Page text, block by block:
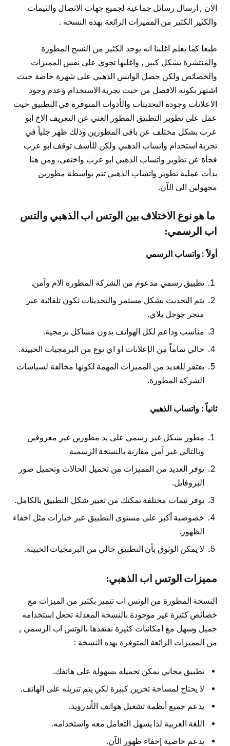
الان , ارسال رسائل جماعية لجميع جهات الاتصال والثيمات
والكثير الكثير من المميزات الرائعة بهذه النسخة .
طبعا كما يعلم اغلبنا انه يوجد الكثير من النسخ المطورة
والمنتشرة بشكل كبير , واغلبها تحوي على نفس المميزات
والخصائص ولكن حصل الواتس الذهبي على شهرة خاصة حيث
اشتهر بكونه الافضل من حيث تجربة الاستخدام وعدم وجود
الاعلانات وجودة التحديثات والأدوات المتوفرة في التطبيق حيث
عمل على تطوير التطبيق المطور الغني عن التعريف الاخ ابو
عرب بشكل مختلف عن باقى المطورين وذلك ظهر جلياً في
تجربة استخدام واتساب الذهبي ولكن للأسف توقف ابو عرب
فجأة عن تطوير واتساب الذهبي ابو عرب واختفى، ومن هنا
بدأت عملية تطوير واتساب الذهبي تتم بواسطة مطورين
مجهولين الى الآن.
ما هو نوع الاختلاف بين الوتس اب الذهبي والتس
اب الرسمي:
أولاً : واتساب الرسمي
تطبيق رسمي مدعوم من الشركة المطورة الام وآمن.
يتم التحديث بشكل مستمر والتحديثات تكون تلقائية عبر
متجر جوجل بلاي.
مناسب وداعم لكل الهواتف بدون مشاكل برمجية.
خالي تماماً من الإعلانات او اي نوع من البرمجيات الخبيثة.
يفتقر للعديد من المميزات المهمة لكونها مخالفة لسياسات
الشركة المطورة.
ثانياً : واتساب الذهبي
مطور بشكل غير رسمي على يد مطورين غير معروفين
وبالتالي غير آمن مقارنة بالنسخة الرسمية
يوفر العديد من المميزات من تحميل الحالات وتحميل صور
البروفايل.
يوفر ثيمات مختلفة تمكنك من تغيير شكل التطبيق بالكامل.
خصوصية أكبر على مستوى التطبيق عبر خيارات مثل اخفاء
الظهور.
لا يمكن الوثوق بأن التطبيق خالي من البرمجيات الخبيثة.
مميزات الوتس اب الذهبي:
النسخة المطورة من الوتس اب تتميز بكثير من الميزات مع
خصائص كثيرة غير موجودة بالنسخة المعدلة تجعل استخدامه
جميل وسهل مع امكانيات كثيرة نفتقدها بالوتس اب الرسمي ,
من المميزات الرائعة المتوفرة بهذه النسخة :
تطبيق مجاني يمكن تحميله بسهولة على هاتفك.
لا يحتاج لمساحة تخزين كبيرة لكي يتم تنزيله على الهاتف.
يدعم جميع أنظمة تشغيل هواتف الأندرويد.
اللغة العربية لذا يسهل التعامل معه واستخدامه.
يدعم خاصية إخفاء ظهور الآن.